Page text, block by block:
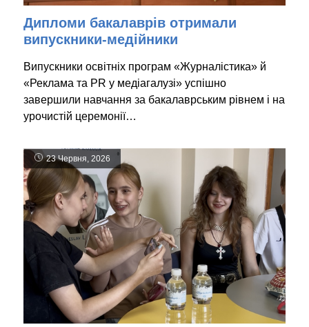
Дипломи бакалаврів отримали
випускники-медійники
Випускники освітніх програм «Журналістика» й
«Реклама та PR у медіагалузі» успішно
завершили навчання за бакалаврським рівнем і на
урочистій церемонії…
23 Червня, 2026